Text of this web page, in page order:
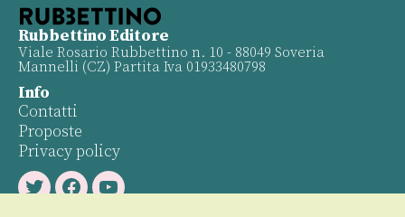
Rubbettino Editore
Viale Rosario Rubbettino n. 10 - 88049 Soveria
Mannelli (CZ) Partita Iva 01933480798
Info
Contatti
Proposte
Privacy policy
TwitterFacebookYoutube